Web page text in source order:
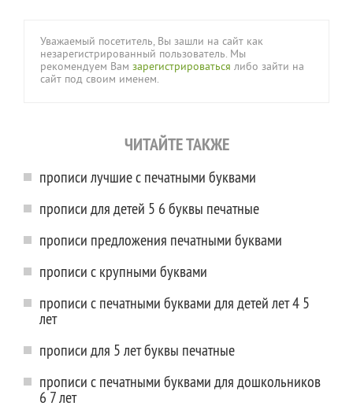
Уважаемый посетитель, Вы зашли на сайт как
незарегистрированный пользователь. Мы
рекомендуем Вам зарегистрироваться либо зайти на
сайт под своим именем.
ЧИТАЙТЕ ТАКЖЕ
прописи лучшие с печатными буквами
прописи для детей 5 6 буквы печатные
прописи предложения печатными буквами
прописи с крупными буквами
прописи с печатными буквами для детей лет 4 5
лет
прописи для 5 лет буквы печатные
прописи с печатными буквами для дошкольников
6 7 лет